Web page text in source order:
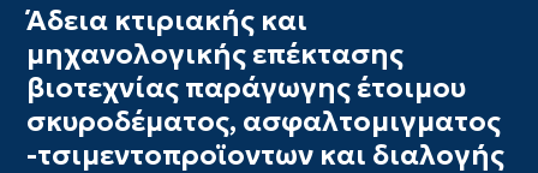
Άδεια κτιριακής και
μηχανολογικής επέκτασης
βιοτεχνίας παράγωγης έτοιμου
σκυροδέματος, ασφαλτομιγματος
-τσιμεντοπροϊοντων και διαλογής